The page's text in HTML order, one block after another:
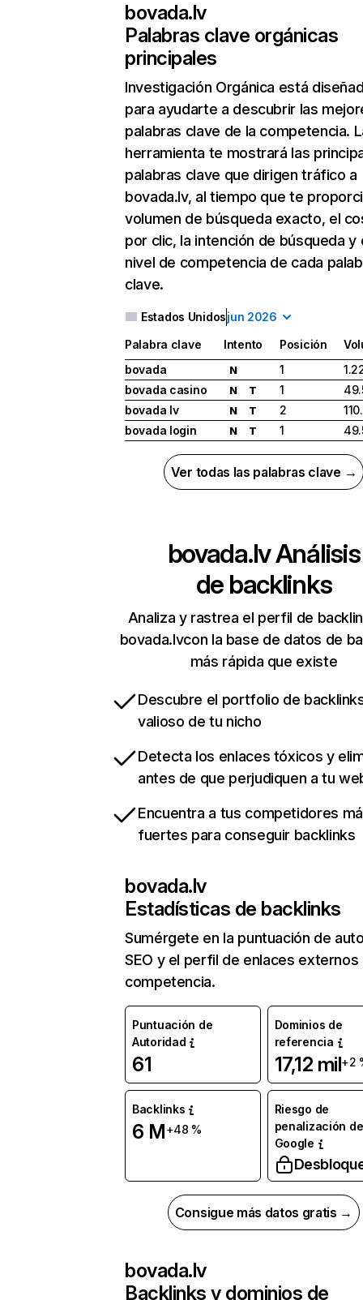
bovada.lv
Palabras clave orgánicas
principales
Investigación Orgánica está
para ayudarte a descubrir las
palabras clave de la competencia.
herramienta te mostrará las
palabras clave que dirigen tráfico a
bovada.lv, al tiempo que te
volumen de búsqueda exacto, el
por clic, la intención de búsqueda y
nivel de competencia de cada
clave.
Estados Unidosjun 2026
Palabra clave Intento Posición
bovada
N 1
bovada casino
N T 1
bovada lv
N T 2
bovada login
N T 1
Ver todas las palabras clave →
bovada.lvAnálisis
de backlinks
Analiza y rastrea el perfil de
bovada.lvcon la base de datos de
más rápida que existe
Descubre el portfolio de
valioso de tu nicho
Detecta los enlaces tóxicos y
antes de que perjudiquen a tu
Encuentra a tus competidores
fuertes para conseguir backlinks
bovada.lv
Estadísticas de backlinks
Sumérgete en la puntuación de
SEO y el perfil de enlaces externos
competencia.
Puntuación de
Autoridad
61
Dominios de
referencia
17,12 mil+2
Backlinks
6 M+48 %
Riesgo de
penalización de
Google
Consigue más datos gratis →
bovada.lv
Backlinks y dominios de